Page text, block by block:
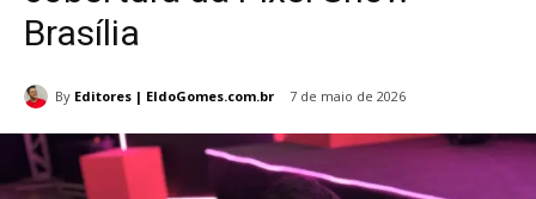
Brasília
By Editores | EldoGomes.com.br 7 de maio de 2026